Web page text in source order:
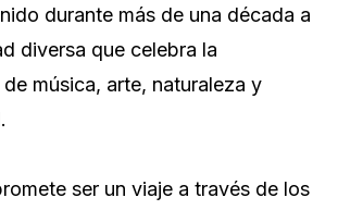
durante más de una década a
diversa que celebra la
música, arte, naturaleza y
ser un viaje a través de los